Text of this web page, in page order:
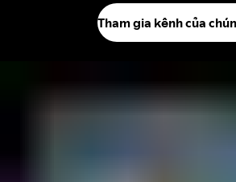
Tham gia kênh của